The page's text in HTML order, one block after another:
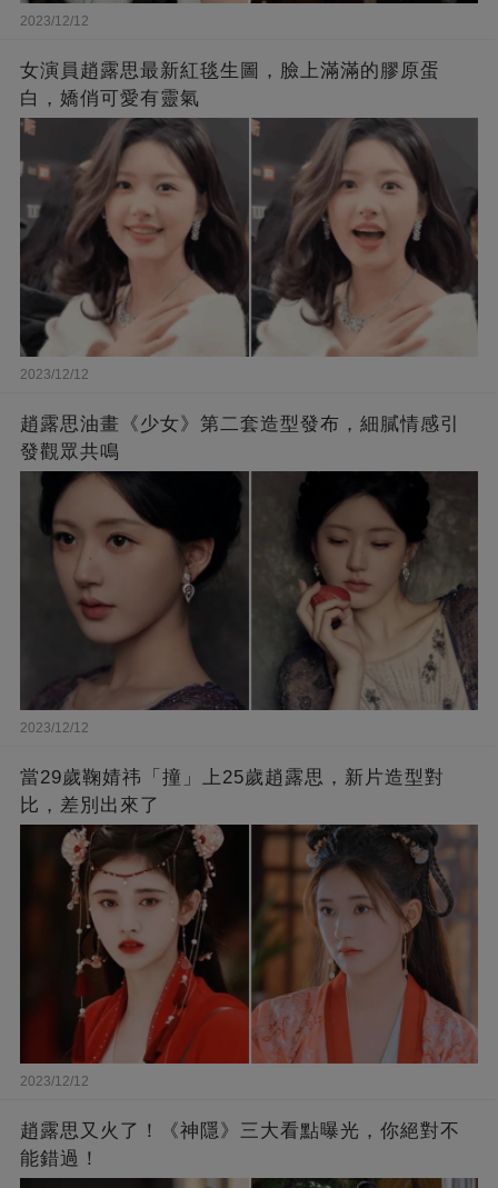
2023/12/12
女演員趙露思最新紅毯生圖，臉上滿滿的膠原蛋
白，嬌俏可愛有靈氣
2023/12/12
趙露思油畫《少女》第二套造型發布，細膩情感引
發觀眾共鳴
2023/12/12
當29歲鞠婧祎「撞」上25歲趙露思，新片造型對
比，差別出來了
2023/12/12
趙露思又火了！《神隱》三大看點曝光，你絕對不
能錯過！